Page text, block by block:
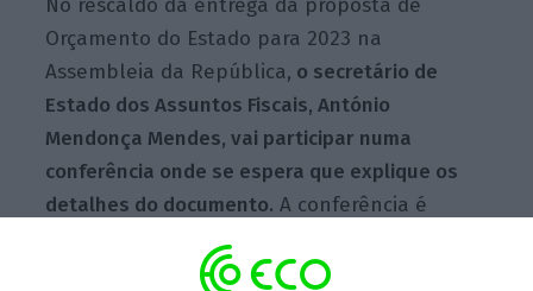
No rescaldo da entrega da proposta de
Orçamento do Estado para 2023 na
Assembleia da República, o secretário de
Estado dos Assuntos Fiscais, António
Mendonça Mendes, vai participar numa
conferência onde se espera que explique os
detalhes do documento. A conferência é
promovida pela Católica Tax em parceria com
a KPMG e contará ainda com a presença dos